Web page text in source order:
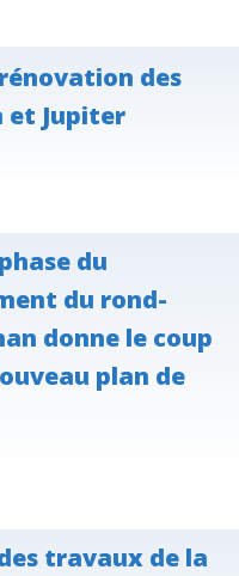
des
et Jupiter
du
du rond-
donne le coup
plan de
travaux de la